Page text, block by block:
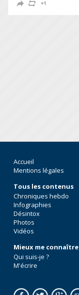
Accueil
Mentions légales
Tous les contenus
Chroniques hebdo
Infographies
Désintox
Photos
Vidéos
Mieux me connaître
Qui suis-je ?
M'écrire